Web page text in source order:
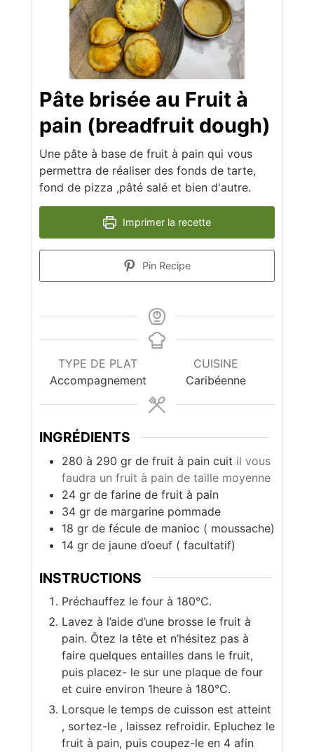
Pâte brisée au Fruit à
pain (breadfruit dough)
Une pâte à base de fruit à pain qui vous
permettra de réaliser des fonds de tarte,
fond de pizza ,pâté salé et bien d'autre.
Imprimer la recette
Pin Recipe
TYPE DE PLAT
Accompagnement
CUISINE
Caribéenne
INGRÉDIENTS
280 à 290 gr de fruit à pain cuit il vous
faudra un fruit à pain de taille moyenne
24 gr de farine de fruit à pain
34 gr de margarine pommade
18 gr de fécule de manioc ( moussache)
14 gr de jaune d’oeuf ( facultatif)
INSTRUCTIONS
Préchauffez le four à 180°C.
Lavez à l’aide d’une brosse le fruit à
pain. Ôtez la tête et n’hésitez pas à
faire quelques entailles dans le fruit,
puis placez- le sur une plaque de four
et cuire environ 1heure à 180°C.
Lorsque le temps de cuisson est atteint
, sortez-le , laissez refroidir. Epluchez le
fruit à pain, puis coupez-le en 4 afin